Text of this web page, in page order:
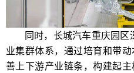
同时，长城汽车重庆园区
业集群体系，通过培育和带
善上下游产业链条，构建起